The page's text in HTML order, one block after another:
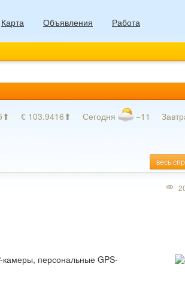
Карта Объявления Работа
€ 103.9416⬆ Сегодня −11
весь
персональные GPS-